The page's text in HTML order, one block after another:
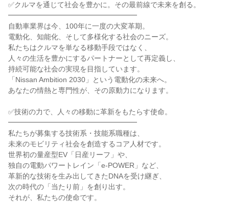
✅クルマを通じて社会を豊かに。その最前線で未来を創る。
━━━━━━━━━━━━━━━━━━
自動車業界は今、100年に一度の大変革期。
電動化、知能化、そして多様化する社会のニーズ。
私たちはクルマを単なる移動手段ではなく、
人々の生活を豊かにするパートナーとして再定義し、
持続可能な社会の実現を目指しています。
「Nissan Ambition 2030」という電動化の未来へ。
あなたの情熱と専門性が、その原動力になります。
✅技術の力で、人々の移動に革新をもたらす使命。
━━━━━━━━━━━━━━━━━━
私たちが募集する技術系・技能系職種は、
未来のモビリティ社会を創造するコア人材です。
世界初の量産型EV「日産リーフ」や、
独自の電動パワートレイン「e-POWER」など、
革新的な技術を生み出してきたDNAを受け継ぎ、
次の時代の「当たり前」を創り出す。
それが、私たちの使命です。